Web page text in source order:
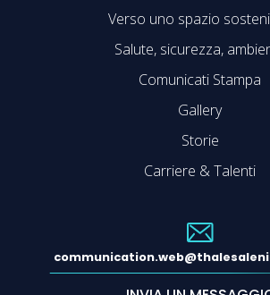
Verso uno spazio
Salute, sicurezza,
Comunicati Stampa
Gallery
Storie
Carriere & Talenti